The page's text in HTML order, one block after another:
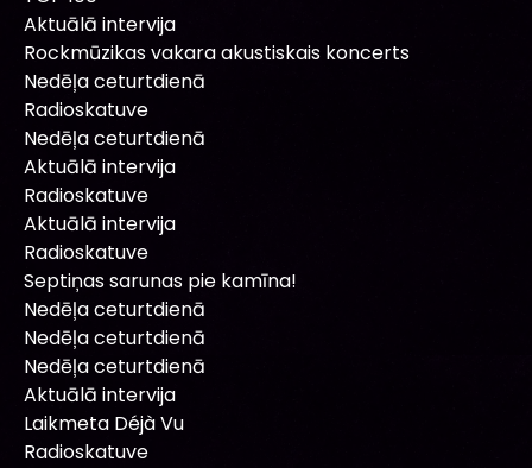
Aktuālā intervija
Rockmūzikas vakara akustiskais koncerts
Nedēļa ceturtdienā
Radioskatuve
Nedēļa ceturtdienā
Aktuālā intervija
Radioskatuve
Aktuālā intervija
Radioskatuve
Septiņas sarunas pie kamīna!
Nedēļa ceturtdienā
Nedēļa ceturtdienā
Nedēļa ceturtdienā
Aktuālā intervija
Laikmeta Déjà Vu
Radioskatuve